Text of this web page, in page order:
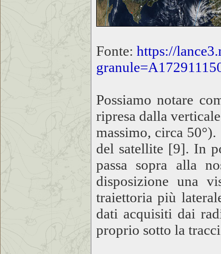
Fonte: https://
Possiamo notare
ripresa dalla
massimo, circa
del satellite [9]. In
passa sopra alla
disposizione una
traiettoria più
dati acquisiti dai
proprio sotto la